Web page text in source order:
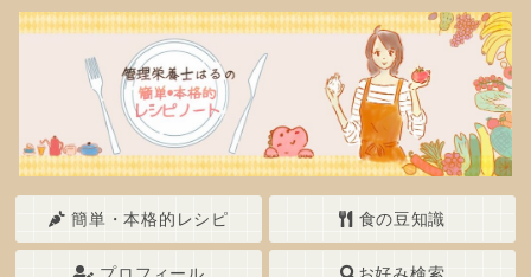
簡単・本格的レシピ 食の豆知識